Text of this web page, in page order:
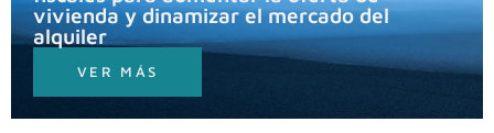
VER MÁS
vivienda y dinamizar el mercado del
alquiler